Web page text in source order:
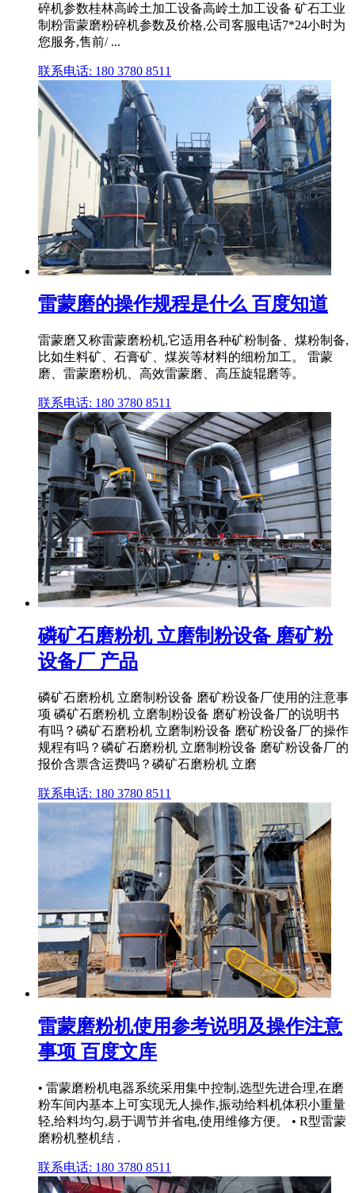
碎机参数桂林高岭土加工设备高岭土加工设备 矿石工业
制粉雷蒙磨粉碎机参数及价格,公司客服电话7*24小时为
您服务,售前/ ...
联系电话: 180 3780 8511
雷蒙磨的操作规程是什么 百度知道
雷蒙磨又称雷蒙磨粉机,它适用各种矿粉制备、煤粉制备,
比如生料矿、石膏矿、煤炭等材料的细粉加工。 雷蒙
磨、雷蒙磨粉机、高效雷蒙磨、高压旋辊磨等。
联系电话: 180 3780 8511
磷矿石磨粉机 立磨制粉设备 磨矿粉
设备厂 产品
磷矿石磨粉机 立磨制粉设备 磨矿粉设备厂使用的注意事
项 磷矿石磨粉机 立磨制粉设备 磨矿粉设备厂的说明书
有吗？磷矿石磨粉机 立磨制粉设备 磨矿粉设备厂的操作
规程有吗？磷矿石磨粉机 立磨制粉设备 磨矿粉设备厂的
报价含票含运费吗？磷矿石磨粉机 立磨
联系电话: 180 3780 8511
雷蒙磨粉机使用参考说明及操作注意
事项 百度文库
• 雷蒙磨粉机电器系统采用集中控制,选型先进合理,在磨
粉车间内基本上可实现无人操作,振动给料机体积小重量
轻,给料均匀,易于调节并省电,使用维修方便。 • R型雷蒙
磨粉机整机结 .
联系电话: 180 3780 8511